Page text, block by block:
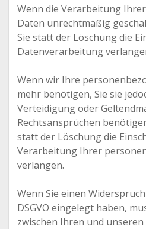
Wenn die Verarbeitung
Daten unrechtmäßig
Sie statt der Löschung die
Datenverarbeitung
Wenn wir Ihre
mehr benötigen, Sie sie
Verteidigung oder
Rechtsansprüchen
statt der Löschung die
Verarbeitung Ihrer
verlangen.
Wenn Sie einen
DSGVO eingelegt haben,
zwischen Ihren und